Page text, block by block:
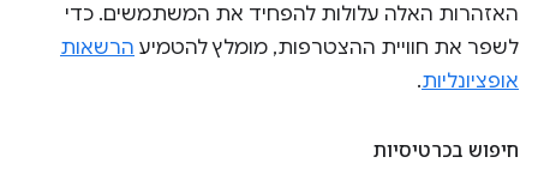
האזהרות האלה עלולות להפחיד את המשתמשים. כדי
לשפר את חוויית ההצטרפות, מומלץ להטמיע הרשאות
אופציונליות.
חיפוש בכרטיסיות